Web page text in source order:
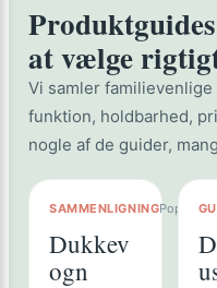
at vælge
Vi samler
funktion, holdbarhed,
nogle af de guider,
SAMMENLIGNINGPopulær
Dukkev
ogn